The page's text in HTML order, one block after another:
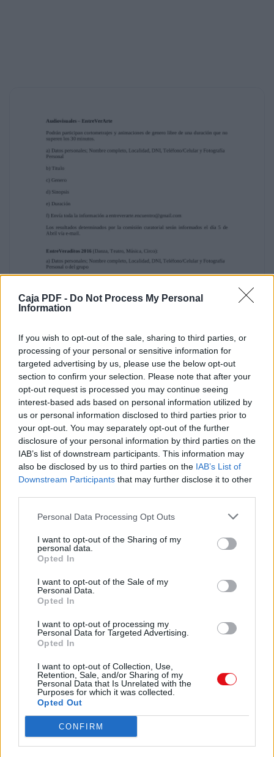
Caja PDF - Do Not Process My Personal
Information
If you wish to opt-out of the sale, sharing to third parties, or
processing of your personal or sensitive information for
targeted advertising by us, please use the below opt-out
section to confirm your selection. Please note that after your
opt-out request is processed you may continue seeing
interest-based ads based on personal information utilized by
us or personal information disclosed to third parties prior to
your opt-out. You may separately opt-out of the further
disclosure of your personal information by third parties on the
IAB’s list of downstream participants. This information may
also be disclosed by us to third parties on the IAB’s List of
Downstream Participants that may further disclose it to other
Personal Data Processing Opt Outs
I want to opt-out of the Sharing of my
personal data.
Opted In
I want to opt-out of the Sale of my
Personal Data.
Opted In
I want to opt-out of processing my
Personal Data for Targeted Advertising.
Opted In
I want to opt-out of Collection, Use,
Retention, Sale, and/or Sharing of my
Personal Data that Is Unrelated with the
Purposes for which it was collected.
Opted Out
CONFIRM
EntreVerArte 2016 incorpora en la
convocatoria espacio de formación artística
con los
objetivos de brindar un área de intercambio
de conocimientos apuntando a fortalecer la
comunidad artística en la región. El arancel
que cada tallerista disponga para participar
en su seminario quedara para él, a manera de
retribución.
a) Datos personales; Nombre completo,
Personal o del grupo
b) Disciplina
c) Descripción y objetivos
d) Requerimientos espaciales, técnicos y
materiales.
g) Cupo y arancel por participante
Uno de los objetivos del encuentro es brindar
un nuevo espacio por donde puedan
circular artistas emergentes, como así
también, artistas con trayectoria local y
nacional. Por eso aspiramos en este proceso
de selección, a la transparencia y a la
equidad. No se otorgarán privilegios
personales a ninguno de los artistas que
participen de la convocatoria. Es fundamental
cumplir con todos los requisitos
anteriormente expuestos, se evaluarán
primero aquellos e-mails que presenten
completa toda la información, debido al cupo
Información para participantes
Retribuciones a artistas seleccionados
ingresar libre y gratuitamente los días del
Festival. Se les otorgaran consumiciones en
· El Festival es autogestionado por la
Asociación de Trabajo Cultural "EntreVerArte"
con aportes técnicos de la Casa de la Cultura,
sustento económico para acreditar con un
caché a los artistas participantes, no
obstante,
les otorgaremos a artistas que viajen desde
otras provincias al Encuentro, hospedaje y
alimento.
· La entrada a EntreVerArte tiene un costo